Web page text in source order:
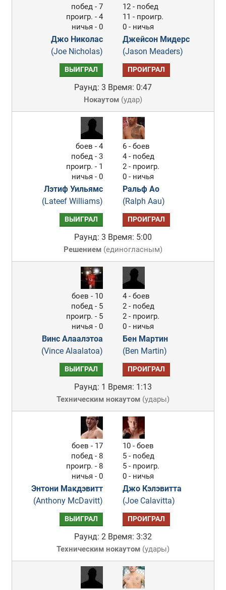
побед - 7
проигр. - 4
ничья - 0
Джо Николас
(Joe Nicholas)
12 - побед
11 - проигр.
0 - ничья
Джейсон Мидерс
(Jason Meaders)
ВЫИГРАЛ ПРОИГРАЛ
Раунд: 3 Время: 0:47
Нокаутом(удар)
боев - 4
побед - 3
проигр. - 1
ничья - 0
Лэтиф Уильямс
(Lateef Williams)
6 - боев
4 - побед
2 - проигр.
0 - ничья
Ральф Ао
(Ralph Aau)
ВЫИГРАЛ ПРОИГРАЛ
Раунд: 3 Время: 5:00
Решением(единогласным)
боев - 10
побед - 5
проигр. - 5
ничья - 0
Винс Алаалэтоа
(Vince Alaalatoa)
4 - боев
2 - побед
2 - проигр.
0 - ничья
Бен Мартин
(Ben Martin)
ВЫИГРАЛ ПРОИГРАЛ
Раунд: 1 Время: 1:13
Техническим нокаутом(удары)
боев - 17
побед - 8
проигр. - 8
ничья - 0
Энтони Макдэвитт
(Anthony McDavitt)
10 - боев
5 - побед
5 - проигр.
0 - ничья
Джо Кэлэвитта
(Joe Calavitta)
ВЫИГРАЛ ПРОИГРАЛ
Раунд: 2 Время: 3:32
Техническим нокаутом(удары)